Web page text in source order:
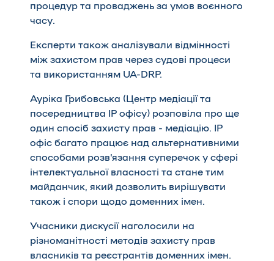
процедур та проваджень за умов воєнного
часу.
Експерти також аналізували відмінності
між захистом прав через судові процеси
та використанням UA-DRP.
Ауріка Грибовська (Центр медіації та
посередництва ІР офісу) розповіла про ще
один спосіб захисту прав - медіацію. IP
офіс багато працює над альтернативними
способами розв'язання суперечок у сфері
інтелектуальної власності та стане тим
майданчик, який дозволить вирішувати
також і спори щодо доменних імен.
Учасники дискусії наголосили на
різноманітності методів захисту прав
власників та реєстрантів доменних імен.